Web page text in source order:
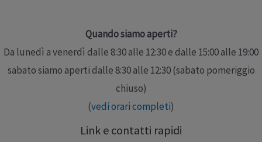
Quando siamo aperti?
Da lunedì a venerdì dalle 8:30 alle 12:30 e dalle 15:00 alle 19:00
sabato siamo aperti dalle 8:30 alle 12:30 (sabato pomeriggio
chiuso)
(vedi orari completi)
Link e contatti rapidi